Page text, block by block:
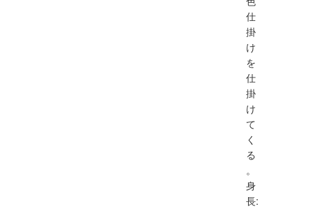
仕
掛
け
を
仕
掛
け
て
く
る
。
身
長: